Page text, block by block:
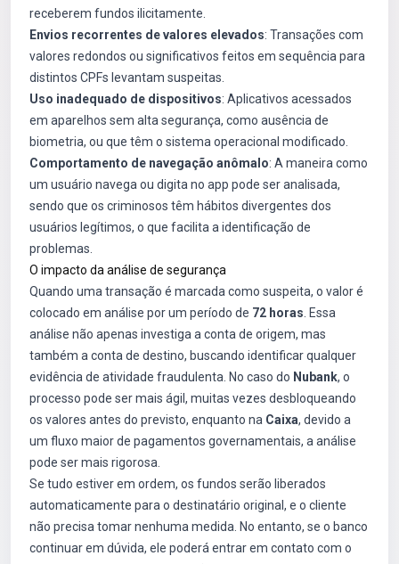
receberem fundos ilicitamente.
Envios recorrentes de valores elevados: Transações com
valores redondos ou significativos feitos em sequência para
distintos CPFs levantam suspeitas.
Uso inadequado de dispositivos: Aplicativos acessados
em aparelhos sem alta segurança, como ausência de
biometria, ou que têm o sistema operacional modificado.
Comportamento de navegação anômalo: A maneira como
um usuário navega ou digita no app pode ser analisada,
sendo que os criminosos têm hábitos divergentes dos
usuários legítimos, o que facilita a identificação de
problemas.
O impacto da análise de segurança
Quando uma transação é marcada como suspeita, o valor é
colocado em análise por um período de 72 horas . Essa
análise não apenas investiga a conta de origem, mas
também a conta de destino, buscando identificar qualquer
evidência de atividade fraudulenta. No caso do Nubank, o
processo pode ser mais ágil, muitas vezes desbloqueando
os valores antes do previsto, enquanto na Caixa, devido a
um fluxo maior de pagamentos governamentais, a análise
pode ser mais rigorosa.
Se tudo estiver em ordem, os fundos serão liberados
automaticamente para o destinatário original, e o cliente
não precisa tomar nenhuma medida. No entanto, se o banco
continuar em dúvida, ele poderá entrar em contato com o